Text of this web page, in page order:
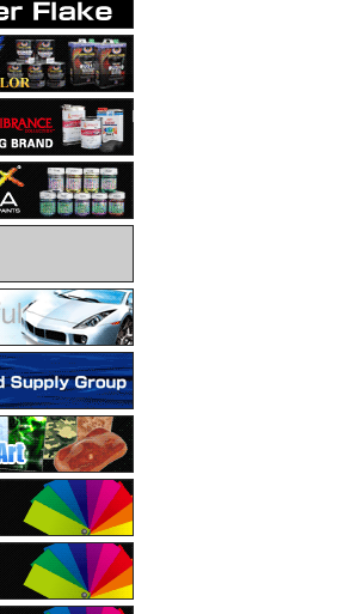
COLLECTION
ーション
ーション